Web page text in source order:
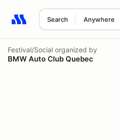
Search Anywhere
Search results: No search term
Festival/Social organized by
BMW Auto Club Quebec